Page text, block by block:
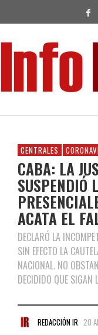
CENTRALES
CABA: LA
SUSPENDIÓ
ACATA EL
DECLARÓ LA
SIN EFECTO LA
NACIONAL. NO
DECIDIDO QUE SIGAN
REDACCIÓN IR 20